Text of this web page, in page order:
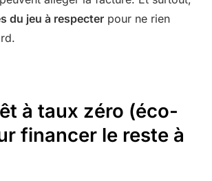
du jeu à respecter pour ne rien
à taux zéro (éco-
financer le reste à